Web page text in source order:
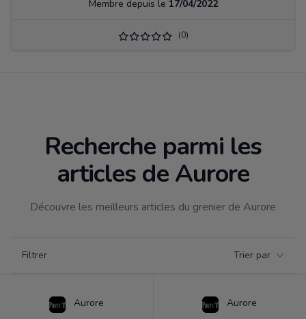
Membre depuis le 17/04/2022
(0)
Recherche parmi les
articles de Aurore
Découvre les meilleurs articles du grenier de Aurore
Filtrer Trier par
Aurore Aurore